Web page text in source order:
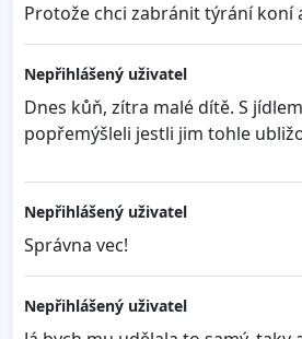
Protože chci zabránit týrání koní
Nepřihlášený uživatel
Dnes kůň, zítra malé dítě. S
popřemýšleli jestli jim tohle
Nepřihlášený uživatel
Správna vec!
Nepřihlášený uživatel